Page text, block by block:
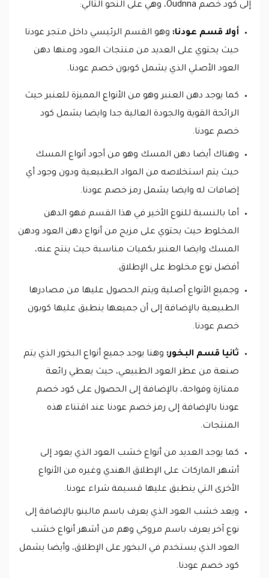
إلى كود خصم Oudnna، وهي على النحو التالي:
أولا قسم عودنا: وهو القسم الرئيسي داخل متجر عودنا
حيث يحتوي على العديد من منتجات العود ومنها دهن
العود الأصلي الذي يشمل كوبون خصم عودنا.
كما يوجد دهن العنبر وهو من الأنواع المميزة للعنبر حيث
الرائحة القوية والجودة العالية جدا وايضا يشمل كود
خصم عودنا.
وهناك أيضا دهن المسك وهو من أجود أنواع المسك
حيث يتم استخلاصه من المواد الطبيعية ودون وجود أي
إضافات له وايضا يشمل رمز خصم عودنا.
أما بالنسبة للنوع الأخير في هذا القسم فهو الدهن
المخلوط حيث يحتوي على مزيج من أنواع دهن العود ودهن
المسك وايضا العنبر بكميات مناسبة حيث ينتج عنه،
أفضل نوع مخلوط على الإطلاق.
وجميع الأنواع أصلية ويتم الحصول عليها من مصادرها
الطبيعية بالإضافة إلى أن جميعها ينطبق عليها كوبون
خصم عودنا.
ثانيا قسم البخور: وهنا يوجد جميع أنواع البخور الذي يتم
صنعة من عطر العود الطبيعي، حيث يعطي رائعة
ممتازة وفواحة، بالإضافة إلى الحصول على كود خصم
عودنا بالإضافة إلى رمز خصم عودنا عند اقتناء هذه
المنتجات.
كما يوجد العديد من أنواع خشب العود الذي يعود إلى
أشهر الماركات على الإطلاق الهندي وغيره من الأنواع
الأخرى التي ينطبق عليها قسيمة شراء عودنا.
ويعد خشب العود الذي يعرف باسم مالينو بالإضافة إلى
نوع آخر يعرف باسم مروكي وهم من أشهر أنواع خشب
العود الذي يستخدم في البخور على الإطلاق، وأيضا يشمل
كود خصم عودنا.